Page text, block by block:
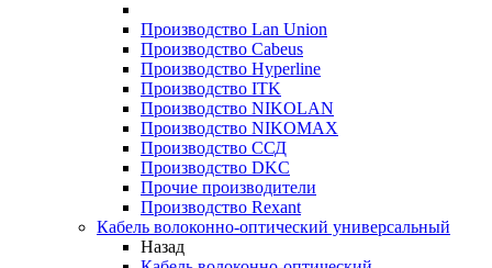
Производство Lan Union
Производство Cabeus
Производство Hyperline
Производство ITK
Производство NIKOLAN
Производство NIKOMAX
Производство ССД
Производство DKC
Прочие производители
Производство Rexant
Кабель волоконно-оптический универсальный
Назад